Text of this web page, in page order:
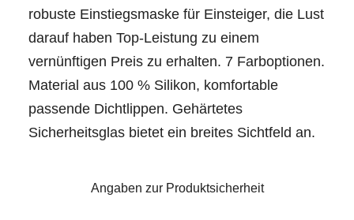
robuste Einstiegsmaske für Einsteiger, die Lust
darauf haben Top-Leistung zu einem
vernünftigen Preis zu erhalten. 7 Farboptionen.
Material aus 100 % Silikon, komfortable
passende Dichtlippen. Gehärtetes
Sicherheitsglas bietet ein breites Sichtfeld an.
Angaben zur Produktsicherheit